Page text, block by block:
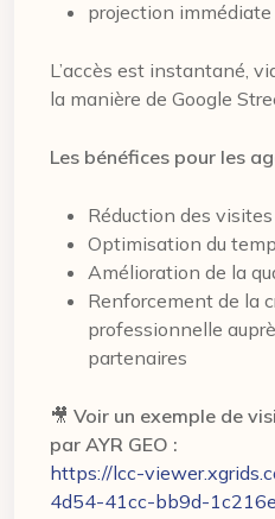
projection
L’accès est instantané,
la manière de Google
Les bénéfices pour les
Réduction des
Optimisation du
Amélioration de la
Renforcement de la
professionnelle
partenaires
🎥 Voir un exemple de
par AYR GEO :
https://lcc-
4d54-41cc-bb9d-